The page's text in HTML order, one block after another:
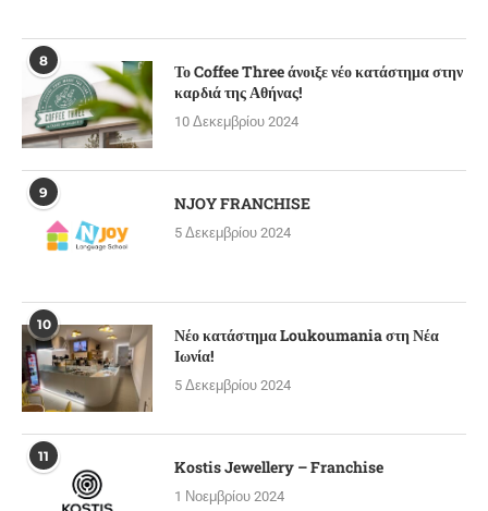
8
Το Coffee Three άνοιξε νέο κατάστημα στην
καρδιά της Αθήνας!
10 Δεκεμβρίου 2024
9 NJOY FRANCHISE
5 Δεκεμβρίου 2024
10
Νέο κατάστημα Loukoumania στη Νέα
Ιωνία!
5 Δεκεμβρίου 2024
11 Kostis Jewellery – Franchise
1 Νοεμβρίου 2024